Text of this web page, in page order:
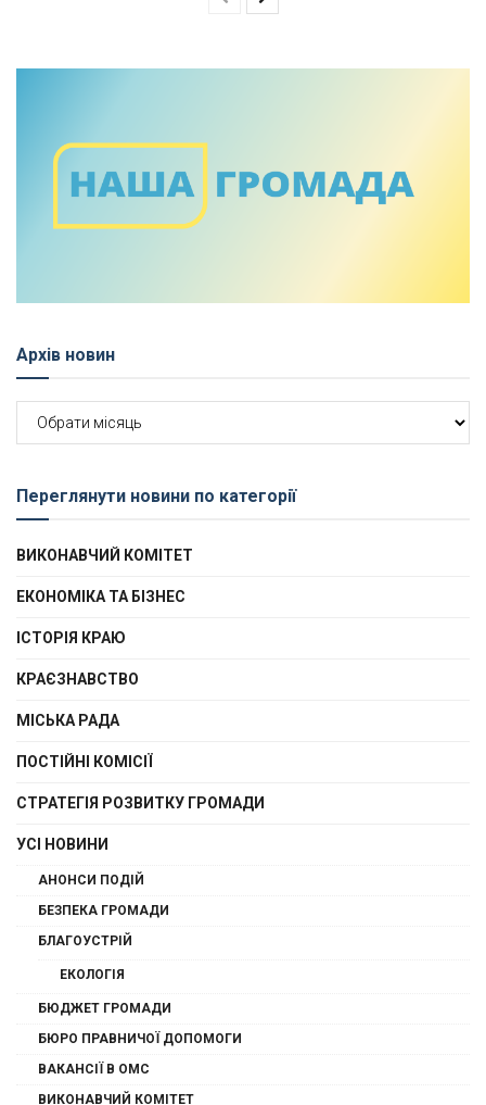
Архів новин
новин
Переглянути новини по категорії
ВИКОНАВЧИЙ КОМІТЕТ
ЕКОНОМІКА ТА БІЗНЕС
ІСТОРІЯ КРАЮ
КРАЄЗНАВСТВО
МІСЬКА РАДА
ПОСТІЙНІ КОМІСІЇ
СТРАТЕГІЯ РОЗВИТКУ ГРОМАДИ
УСІ НОВИНИ
АНОНСИ ПОДІЙ
БЕЗПЕКА ГРОМАДИ
БЛАГОУСТРІЙ
ЕКОЛОГІЯ
БЮДЖЕТ ГРОМАДИ
БЮРО ПРАВНИЧОЇ ДОПОМОГИ
ВАКАНСІЇ В ОМС
ВИКОНАВЧИЙ КОМІТЕТ